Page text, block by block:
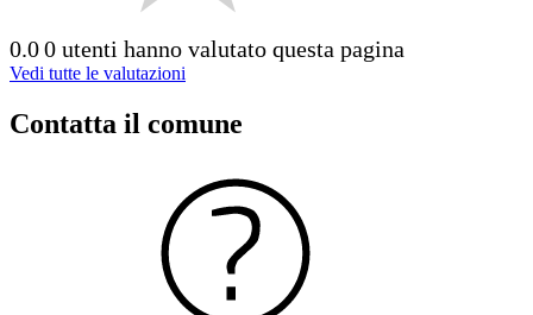
0.00 utenti hanno valutato questa pagina
Vedi tutte le valutazioni
Contatta il comune